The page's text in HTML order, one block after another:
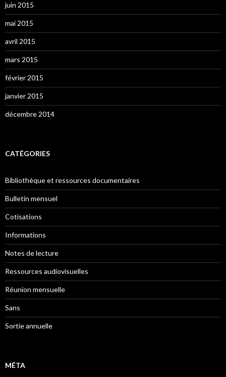
juin 2015
mai 2015
avril 2015
mars 2015
février 2015
janvier 2015
décembre 2014
CATÉGORIES
Bibliothèque et ressources documentaires
Bulletin mensuel
Cotisations
Informations
Notes de lecture
Ressources audiovisuelles
Réunion mensuelle
Sans
Sortie annuelle
MÉTA